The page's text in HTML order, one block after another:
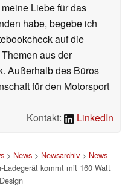
Liebe für das
habe, begebe ich
auf die
aus der
Außerhalb des Büros
für den Motorsport
Kontakt:
LinkedIn
> News> Newsarchiv> News
kommt mit 160 Watt